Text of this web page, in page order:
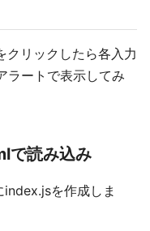
クリックしたら各入力
ラートで表示してみ
読み込み
を作成しま